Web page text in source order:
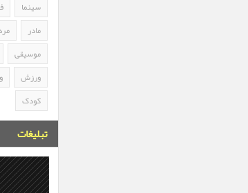
سینما
مادر
موسیقی
ورزش
کودک
تبلیغات